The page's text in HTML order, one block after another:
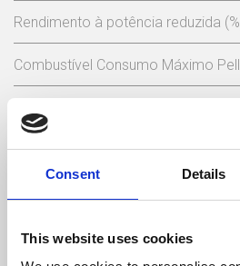
Consent Details
This website uses cookies
Rendimento à potência reduzida
Combustível Consumo Máximo
Capacidade Depósito Pellets (Kg)
Tensão Nominal (V)